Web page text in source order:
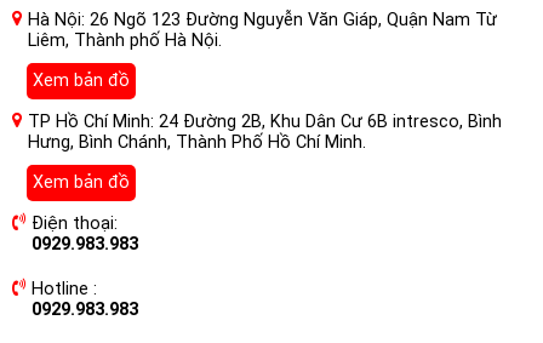
Hỗ trợ DSD cho phép bạn thưởng thức chất lượng âm nhạc
như SACD mà không cần máy nghe nhạc bên ngoài, giảm
sự phiền phức và rắc rối của dây cáp bổ sung!
Hà Nội: 26 Ngõ 123 Đường Nguyễn Văn Giáp, Quận Nam Từ
Liêm, Thành phố Hà Nội.
Xem bản đồ
TP Hồ Chí Minh: 24 Đường 2B, Khu Dân Cư 6B intresco, Bình
Hưng, Bình Chánh, Thành Phố Hồ Chí Minh.
Xem bản đồ
Điện thoại:
0929.983.983
Hotline :
0929.983.983